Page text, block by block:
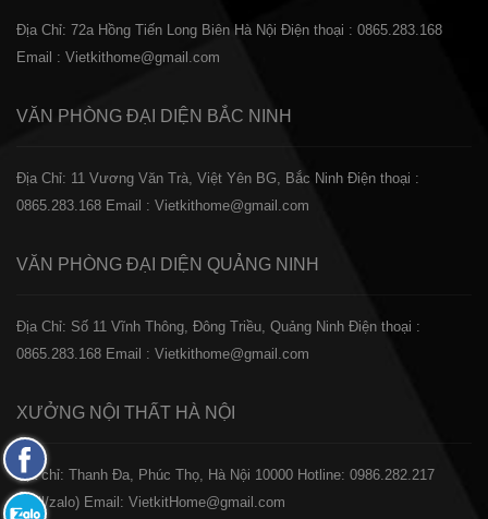
Địa Chỉ: 72a Hồng Tiến Long Biên Hà Nội Điện thoại : 0865.283.168
Email : Vietkithome@gmail.com
VĂN PHÒNG ĐẠI DIỆN BẮC NINH
Địa Chỉ: 11 Vương Văn Trà, Việt Yên BG, Bắc Ninh Điện thoại :
0865.283.168 Email : Vietkithome@gmail.com
VĂN PHÒNG ĐẠI DIỆN QUẢNG NINH
Địa Chỉ: Số 11 Vĩnh Thông, Đông Triều, Quảng Ninh Điện thoại :
0865.283.168 Email : Vietkithome@gmail.com
XƯỞNG NỘI THẤT HÀ NỘI
️Địa chỉ: Thanh Đa, Phúc Thọ, Hà Nội 10000 Hotline: 0986.282.217
(Call/zalo) Email: VietkitHome@gmail.com
Fanpage
Facebook
Zalo: